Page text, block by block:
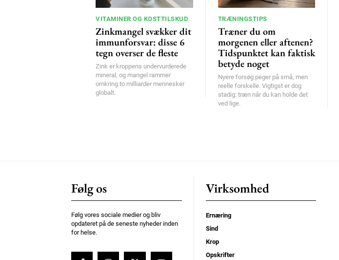
VITAMINER OG KOSTTILSKUD
Zinkmangel svækker dit
immunforsvar: disse 6
tegn overser de fleste
Zink er kroppens undervurderede
mineral, og mangel rammer
omkring to milliarder mennesker
globalt.
TRÆNINGSTIPS
Træner du om
morgenen eller aftenen?
Tidspunktet kan faktisk
betyde noget
Nyere forsøg peger på små, men
reelle forskelle. Vigtigst er dog
stadig: træn når du kan holde det
ved lige.
Følg os
Følg vores sociale medier og bliv
opdateret på de seneste nyheder inden
for helse.
Virksomhed
Ernæring
Sind
Krop
Opskrifter